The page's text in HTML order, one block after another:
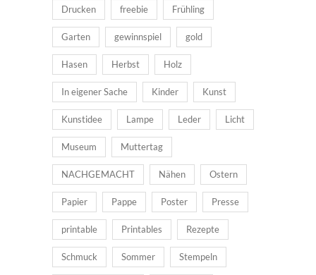
Drucken freebie Frühling
Garten gewinnspiel gold
Hasen Herbst Holz
In eigener Sache Kinder Kunst
Kunstidee Lampe Leder Licht
Museum Muttertag
NACHGEMACHT Nähen Ostern
Papier Pappe Poster Presse
printable Printables Rezepte
Schmuck Sommer Stempeln